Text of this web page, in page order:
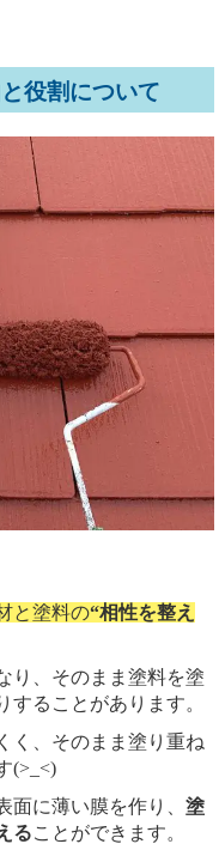
役割について
と塗料の“相性を整え
り、そのまま塗料を塗
することがあります。
く、そのまま塗り重ね
(>_<)
面に薄い膜を作り、塗
ることができます。